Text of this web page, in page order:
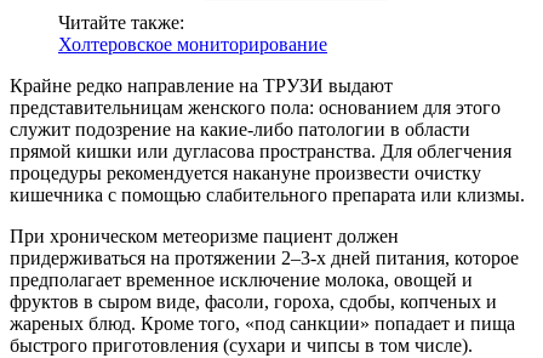
Читайте также:
Холтеровское мониторирование
Крайне редко направление на ТРУЗИ выдают
представительницам женского пола: основанием для этого
служит подозрение на какие-либо патологии в области
прямой кишки или дугласова пространства. Для облегчения
процедуры рекомендуется накануне произвести очистку
кишечника с помощью слабительного препарата или клизмы.
При хроническом метеоризме пациент должен
придерживаться на протяжении 2–3-х дней питания, которое
предполагает временное исключение молока, овощей и
фруктов в сыром виде, фасоли, гороха, сдобы, копченых и
жареных блюд. Кроме того, «под санкции» попадает и пища
быстрого приготовления (сухари и чипсы в том числе).